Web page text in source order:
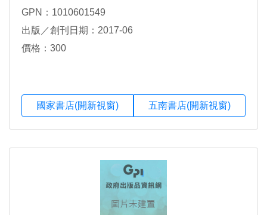
GPN：1010601549
出版／創刊日期：2017-06
價格：300
國家書店(開新視窗) 五南書店(開新視窗)